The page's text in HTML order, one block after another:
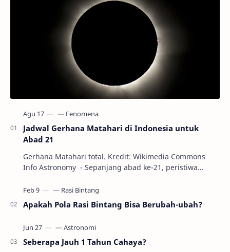
Jadwal Gerhana Matahari di Indonesia untuk
Abad 21
Gerhana Matahari total. Kredit: Wikimedia Commons
Info Astronomy - Sepanjang abad ke-21, peristiwa
Apakah Pola Rasi Bintang Bisa Berubah-ubah?
Seberapa Jauh 1 Tahun Cahaya?